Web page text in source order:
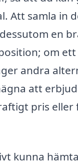
Att samla in
en
om
andra
att
pris
kunna